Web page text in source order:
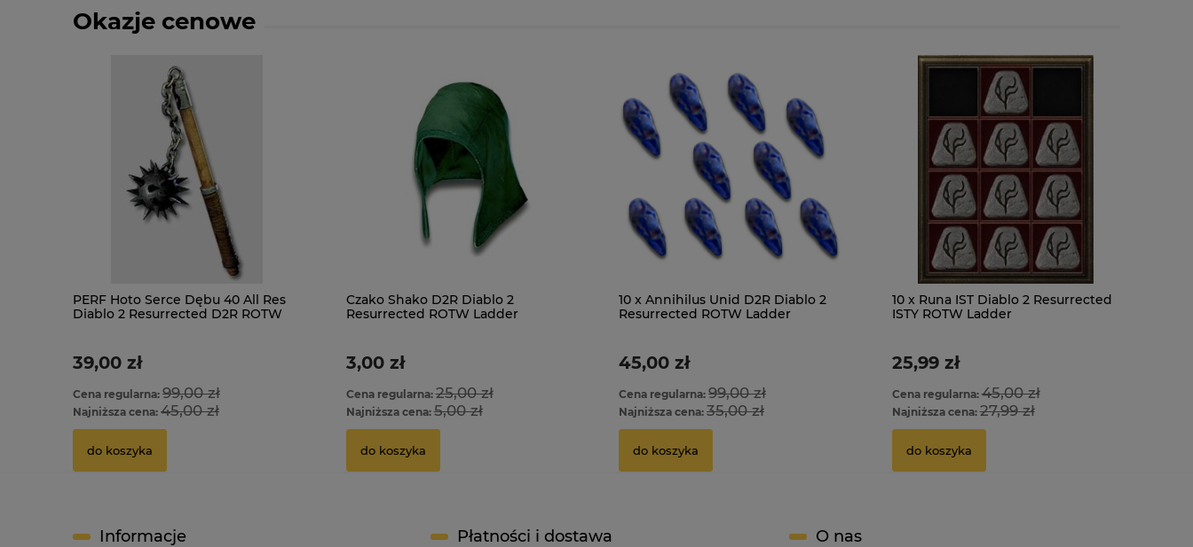
Okazje cenowe
PERF Hoto Serce Dębu 40 All Res
Diablo 2 Resurrected D2R ROTW
39,00 zł
Cena regularna: 99,00 zł
Najniższa cena: 45,00 zł
do koszyka
Czako Shako D2R Diablo 2
Resurrected ROTW Ladder
3,00 zł
Cena regularna:25,00 zł
Najniższa cena:5,00 zł
do koszyka
10 x Annihilus Unid D2R Diablo 2
Resurrected ROTW Ladder
45,00 zł
Cena regularna: 99,00 zł
Najniższa cena: 35,00 zł
do koszyka
10 x Runa IST Diablo 2 Resurrected
ISTY ROTW Ladder
25,99 zł
Cena regularna:45,00 zł
Najniższa cena:27,99 zł
do koszyka
Informacje Płatności i dostawa O nas